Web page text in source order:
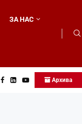
ЗА НАС
Архива